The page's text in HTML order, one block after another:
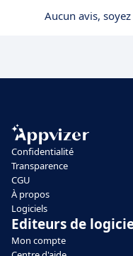
Aucun avis,
Confidentialité
Transparence
CGU
À propos
Logiciels
Editeurs de
Mon compte